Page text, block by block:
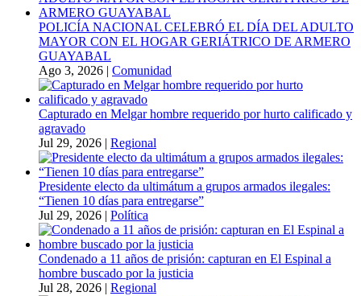
POLICÍA NACIONAL CELEBRÓ EL DÍA DEL ADULTO
MAYOR CON EL HOGAR GERIÁTRICO DE ARMERO
GUAYABAL
Ago 3, 2026 | Comunidad
Capturado en Melgar hombre requerido por hurto calificado y
agravado
Jul 29, 2026 | Regional
Presidente electo da ultimátum a grupos armados ilegales:
“Tienen 10 días para entregarse”
Jul 29, 2026 | Política
Condenado a 11 años de prisión: capturan en El Espinal a
hombre buscado por la justicia
Jul 28, 2026 | Regional